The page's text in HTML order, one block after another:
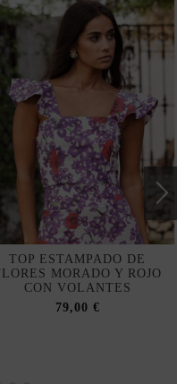
TOP ESTAMPADO DE
MORADO Y ROJO
CON VOLANTES
79,00 €